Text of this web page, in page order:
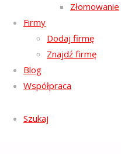
Złomowanie
Firmy
Dodaj firmę
Znajdź firmę
Blog
Współpraca
Szukaj